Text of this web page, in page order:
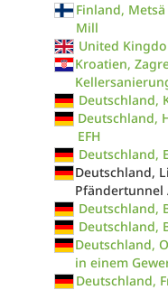
Finland,
Mill
United
Kroatien,
Deutschland,
Deutschland,
EFH
Deutschland,
Deutschland,
Pfändertunnel
Deutschland,
Deutschland,
Deutschland,
in einem
Deutschland,